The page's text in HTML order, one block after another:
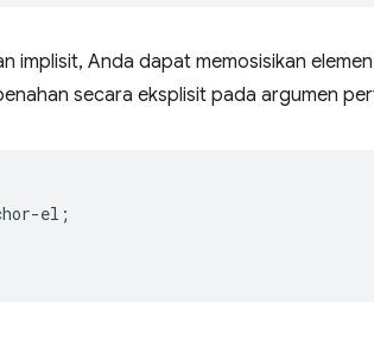
implisit, Anda dapat memosisikan
secara eksplisit pada argumen
el ;